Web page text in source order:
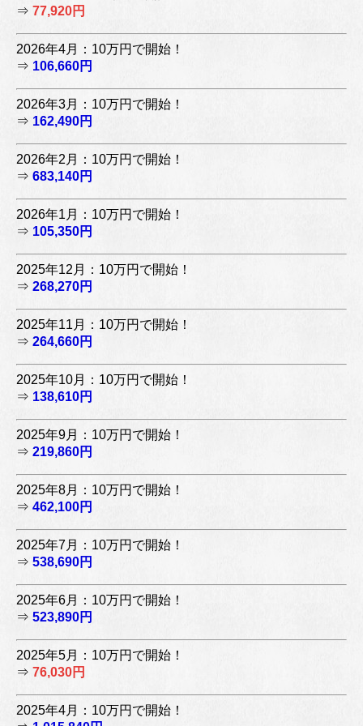
⇒ 77,920円
2026年4月：10万円で開始！
⇒ 106,660円
2026年3月：10万円で開始！
⇒ 162,490円
2026年2月：10万円で開始！
⇒ 683,140円
2026年1月：10万円で開始！
⇒ 105,350円
2025年12月：10万円で開始！
⇒ 268,270円
2025年11月：10万円で開始！
⇒ 264,660円
2025年10月：10万円で開始！
⇒ 138,610円
2025年9月：10万円で開始！
⇒ 219,860円
2025年8月：10万円で開始！
⇒ 462,100円
2025年7月：10万円で開始！
⇒ 538,690円
2025年6月：10万円で開始！
⇒ 523,890円
2025年5月：10万円で開始！
⇒ 76,030円
2025年4月：10万円で開始！